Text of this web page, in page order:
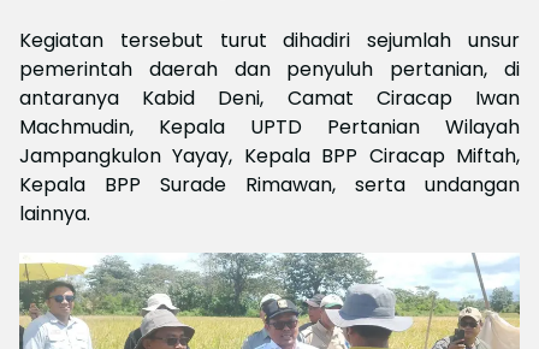
Kegiatan tersebut turut dihadiri sejumlah unsur
pemerintah daerah dan penyuluh pertanian, di
antaranya Kabid Deni, Camat Ciracap Iwan
Machmudin, Kepala UPTD Pertanian Wilayah
Jampangkulon Yayay, Kepala BPP Ciracap Miftah,
Kepala BPP Surade Rimawan, serta undangan
lainnya.